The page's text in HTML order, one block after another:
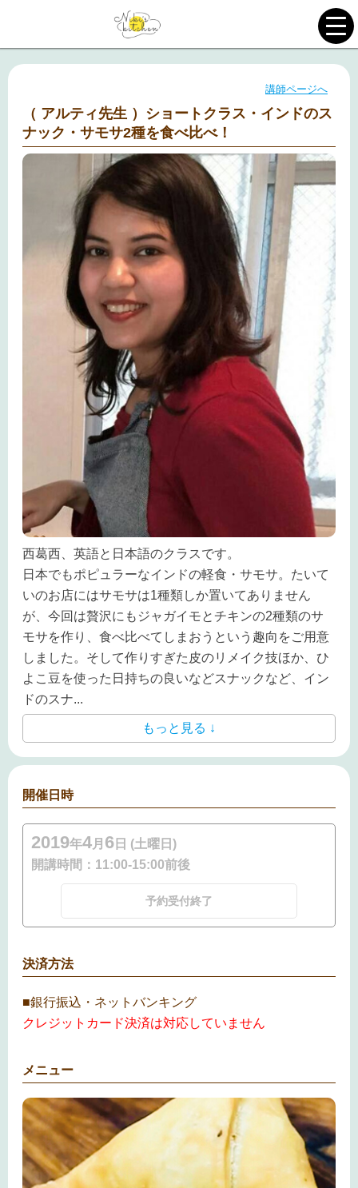
講師ページへ
（ アルティ先生 ）ショートクラス・インドのス
ナック・サモサ2種を食べ比べ！
西葛西、英語と日本語のクラスです。
日本でもポピュラーなインドの軽食・サモサ。たいて
いのお店にはサモサは1種類しか置いてありません
が、今回は贅沢にもジャガイモとチキンの2種類のサ
モサを作り、食べ比べてしまおうという趣向をご用意
しました。そして作りすぎた皮のリメイク技ほか、ひ
よこ豆を使った日持ちの良いなどスナックなど、イン
ドのスナ...
もっと見る ↓
開催日時
2019年4月 6 日 (土曜日)
開講時間： 11:00-15:00前後
予約受付終了
決済方法
■銀行振込・ネットバンキング
クレジットカード決済は対応していません
メニュー